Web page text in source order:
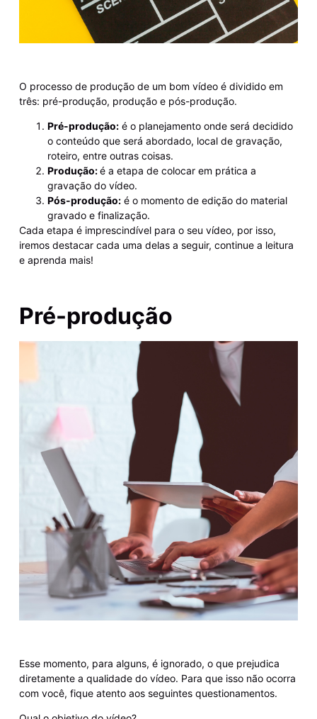
O processo de produção de um bom vídeo é dividido em
três: pré-produção, produção e pós-produção.
Pré-produção:é o planejamento onde será decidido
o conteúdo que será abordado, local de gravação,
roteiro, entre outras coisas.
Produção:é a etapa de colocar em prática a
gravação do vídeo.
Pós-produção:é o momento de edição do material
gravado e finalização.
Cada etapa é imprescindível para o seu vídeo, por isso,
iremos destacar cada uma delas a seguir, continue a leitura
e aprenda mais!
Pré-produção
Esse momento, para alguns, é ignorado, o que prejudica
diretamente a qualidade do vídeo. Para que isso não ocorra
com você, fique atento aos seguintes questionamentos.